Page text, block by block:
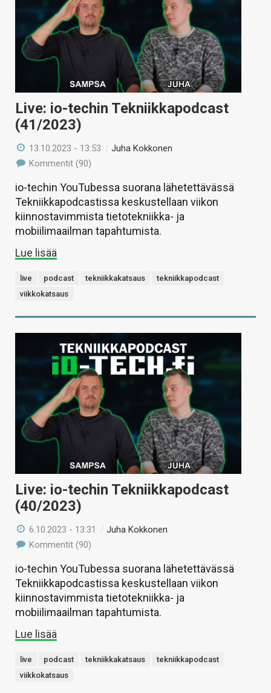
Live: io-techin Tekniikkapodcast
(41/2023)
13.10.2023 - 13:53 /Juha Kokkonen
Kommentit (90)
io-techin YouTubessa suorana lähetettävässä
Tekniikkapodcastissa keskustellaan viikon
kiinnostavimmista tietotekniikka- ja
mobiilimaailman tapahtumista.
Lue lisää
live podcast tekniikkakatsaus
tekniikkapodcast
viikkokatsaus
Live: io-techin Tekniikkapodcast
(40/2023)
6.10.2023 - 13:31 /Juha Kokkonen
Kommentit (90)
io-techin YouTubessa suorana lähetettävässä
Tekniikkapodcastissa keskustellaan viikon
kiinnostavimmista tietotekniikka- ja
mobiilimaailman tapahtumista.
Lue lisää
live podcast tekniikkakatsaus
tekniikkapodcast
viikkokatsaus